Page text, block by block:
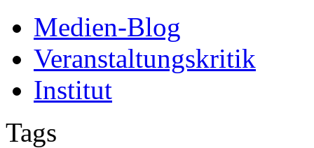
Medien-Blog
Veranstaltungskritik
Institut
Tags